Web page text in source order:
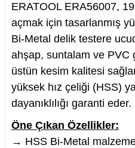
ERATOOL ERA56007,
açmak için tasarlanmış
Bi-Metal delik testere
ahşap, suntalam ve PVC
üstün kesim kalitesi
yüksek hız çeliği (HSS)
dayanıklılığı garanti eder.
Öne Çıkan Özellikler:
→ HSS Bi-Metal